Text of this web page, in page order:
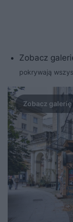
Zobacz
pokrywają